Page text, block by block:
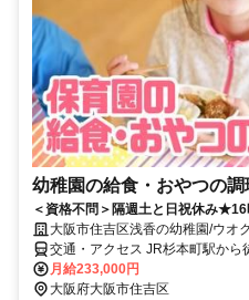
幼稚園の給食・おやつの調
＜資格不問＞隔週土と日祝休み
大阪市住吉区浅香の幼稚園/ウ
交通・アクセス JR杉本町駅から
徒歩11分 ＊バス停「浅香東住宅
可
月給233,000円
大阪府大阪市住吉区